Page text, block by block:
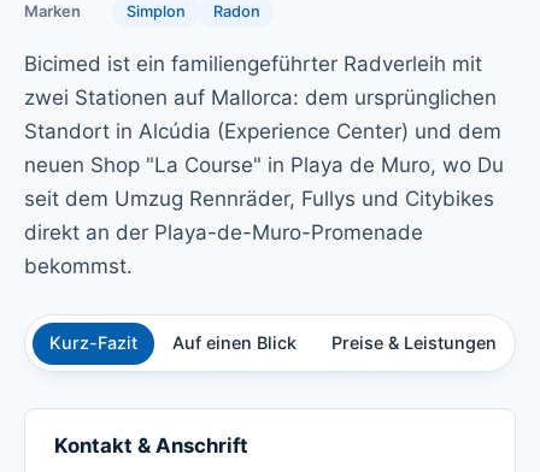
Marken Simplon Radon
Bicimed ist ein familiengeführter Radverleih mit
zwei Stationen auf Mallorca: dem ursprünglichen
Standort in Alcúdia (Experience Center) und dem
neuen Shop "La Course" in Playa de Muro, wo Du
seit dem Umzug Rennräder, Fullys und Citybikes
direkt an der Playa-de-Muro-Promenade
bekommst.
Kurz-Fazit Auf einen Blick Preise & Leistungen
Kontakt & Anschrift